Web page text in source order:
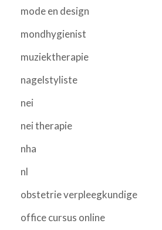
mode en design
mondhygienist
muziektherapie
nagelstyliste
nei
nei therapie
nha
nl
obstetrie verpleegkundige
office cursus online